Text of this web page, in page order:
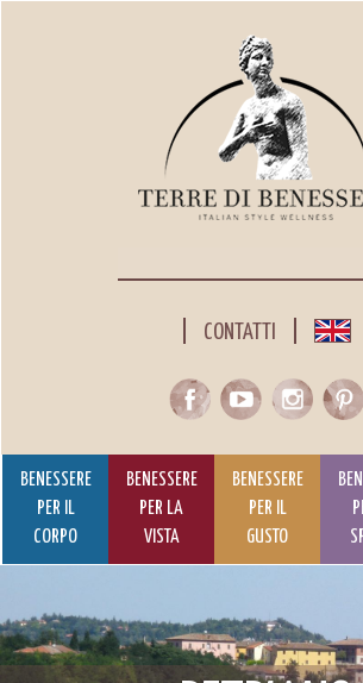
CONTATTI
BENESSERE
PER IL
CORPO
BENESSERE
PER LA
VISTA
BENESSERE
PER IL
GUSTO